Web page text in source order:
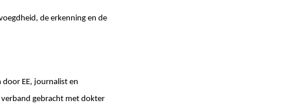
de erkenning en de
EE, journalist en
verband gebracht met dokter